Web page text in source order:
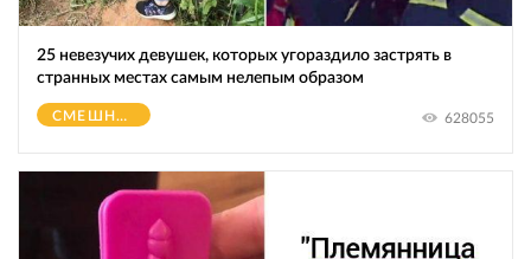
25 невезучих девушек, которых угораздило застрять в
странных местах самым нелепым образом
СМЕШНОЕ 628055